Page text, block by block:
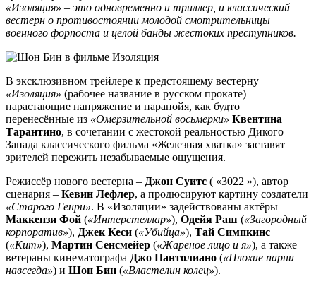
«Изоляция» – это одновременно и триллер, и классический
вестерн о противостоянии молодой смотрительницы
военного форпоста и целой банды жестоких преступников.
В эксклюзивном трейлере к предстоящему вестерну
«Изоляция» (рабочее название в русском прокате)
нарастающие напряжение и паранойя, как будто
перенесённые из «Омерзительной восьмерки» Квентина
Тарантино, в сочетании с жестокой реальностью Дикого
Запада классического фильма «Железная хватка» заставят
зрителей пережить незабываемые ощущения.
Режиссёр нового вестерна – Джон Суитс ( «3022 »), автор
сценария – Кевин Лефлер, а продюсируют картину создатели
«Старого Генри». В «Изоляции» задействованы актёры
Маккензи Фой («Интерстеллар»), Одейя Раш («Загородный
корпоратив»), Джек Кеси («Убийца»), Тай Симпкинс
(«Кит»), Мартин Сенсмейер («Жареное лицо и я»), а также
ветераны кинематографа Джо Пантолиано («Плохие парни
навсегда») и Шон Бин («Властелин колец»).